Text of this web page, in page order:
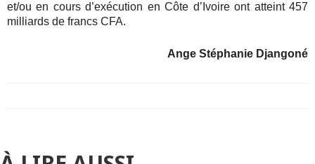
et/ou en cours d’exécution en Côte d’Ivoire ont atteint 457
milliards de francs CFA.
Ange Stéphanie Djangoné